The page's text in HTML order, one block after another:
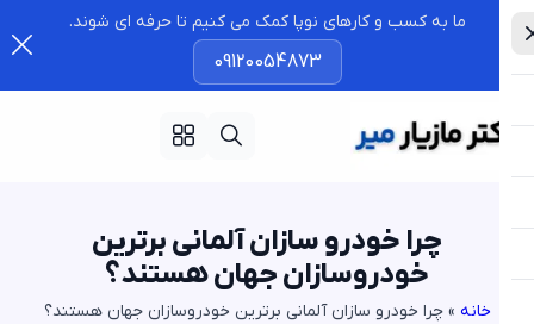
ما به کسب و کارهای نوپا کمک می کنیم تا حرفه ای شوند.
09120054873
چرا خودرو سازان آلمانی برترین
خودروسازان جهان هستند؟
»چرا خودرو سازان آلمانی برترین خودروسازان جهان هستند؟